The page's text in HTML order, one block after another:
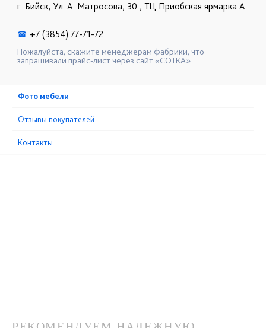
г. Бийск, Ул. А. Матросова, 30 , ТЦ Приобская ярмарка А.
☎ +7 (3854) 77-71-72
Пожалуйста, скажите менеджерам фабрики, что
запрашивали прайс-лист через сайт «СОТКА».
Фото мебели
Отзывы покупателей
Контакты